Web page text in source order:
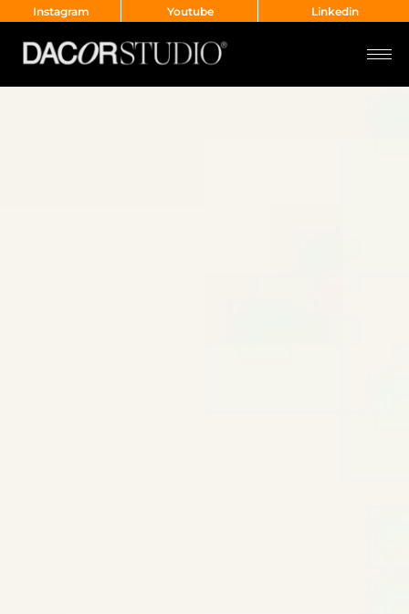
Instagram Youtube Linkedin